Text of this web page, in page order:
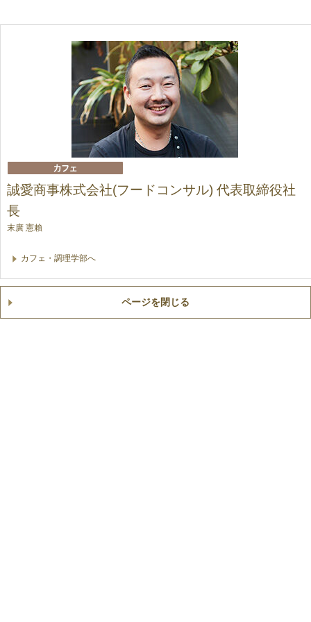
誠愛商事株式会社(フードコンサル) 代表取締役社
長
末廣 憲賴
カフェ・調理学部へ
ページを閉じる